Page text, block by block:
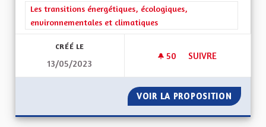
Filtrer les résultats de la catégorie : Les transitions
Les transitions énergétiques, écologiques,
environnementales et climatiques
CRÉÉ LE
13/05/2023
50 50 ABONNÉS
SUIVRE
VOIR LA PROPOSITION